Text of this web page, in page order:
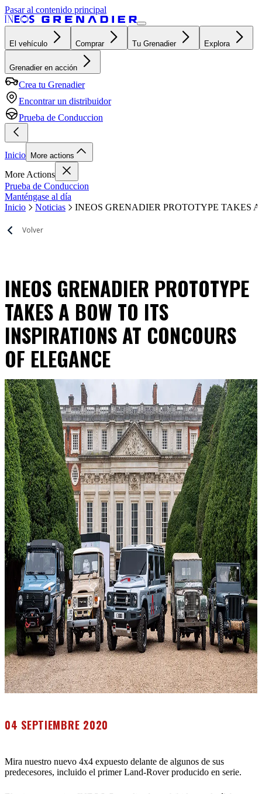
Pasar al contenido principal
El vehículo Comprar Tu Grenadier Explora
Grenadier en acción
Crea tu Grenadier
Encontrar un distribuidor
Prueba de Conduccion
Inicio More actions
More Actions
Prueba de Conduccion
Manténgase al día
Inicio
Noticias INEOS GRENADIER PROTOTYPE TAKES
Volver
INEOS GRENADIER PROTOTYPE
TAKES A BOW TO ITS
INSPIRATIONS AT CONCOURS
OF ELEGANCE
04 SEPTIEMBRE 2020
Mira nuestro nuevo 4x4 expuesto delante de algunos de sus
predecesores, incluido el primer Land-Rover producido en serie.